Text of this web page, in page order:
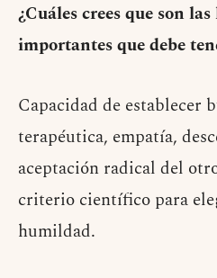
¿Cuáles crees que son
importantes que debe
Capacidad de establecer
terapéutica, empatía,
aceptación radical del
criterio científico para
humildad.